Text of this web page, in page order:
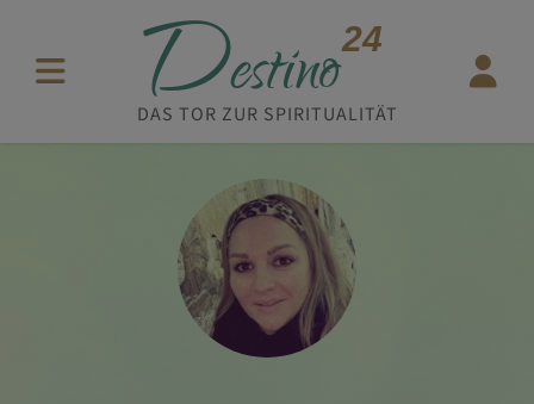
Destino24
DAS TOR ZUR SPIRITUALITÄT